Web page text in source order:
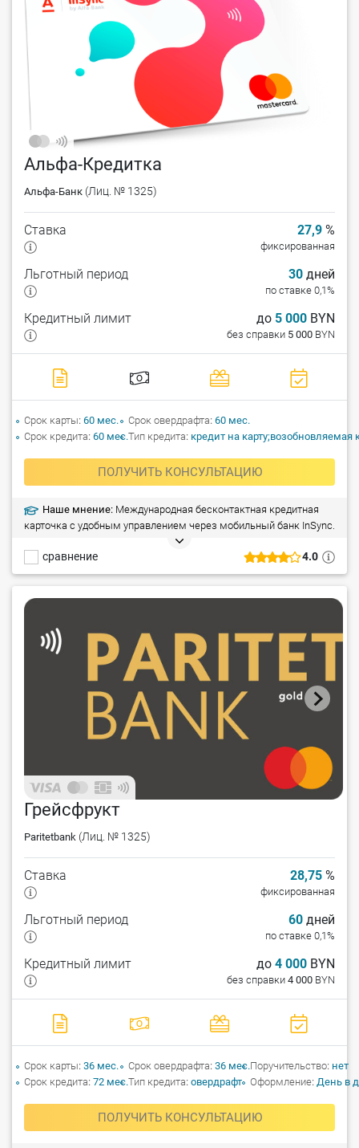
Альфа-Кредитка
Альфа-Банк (Лиц. № 1325)
4.0
сравнение
Ставка 27,9 %
фиксированная
Льготный период 30 дней
по ставке 0,1%
Кредитный лимит до 5 000 BYN
без справки 5 000 BYN
ПОЛУЧИТЬ КОНСУЛЬТАЦИЮ
Срок карты 60 мес.
Срок кредита 60 мес.
Срок овердрафта 60 мес.
Тип кредита кредит на карту;возобновляемая
Наше мнение: Международная бесконтактная кредитная
карточка с удобным управлением через мобильный банк InSync.
Грейсфрукт
Paritetbank (Лиц. № 1325)
Ставка 28,75 %
фиксированная
Льготный период 60 дней
по ставке 0,1%
Кредитный лимит до 4 000 BYN
без справки 4 000 BYN
ПОЛУЧИТЬ КОНСУЛЬТАЦИЮ
Срок карты 36 мес.
Срок кредита 72 мес.
Срок овердрафта 36 мес.
Тип кредита овердрафт
Поручительство нет
Оформление День в